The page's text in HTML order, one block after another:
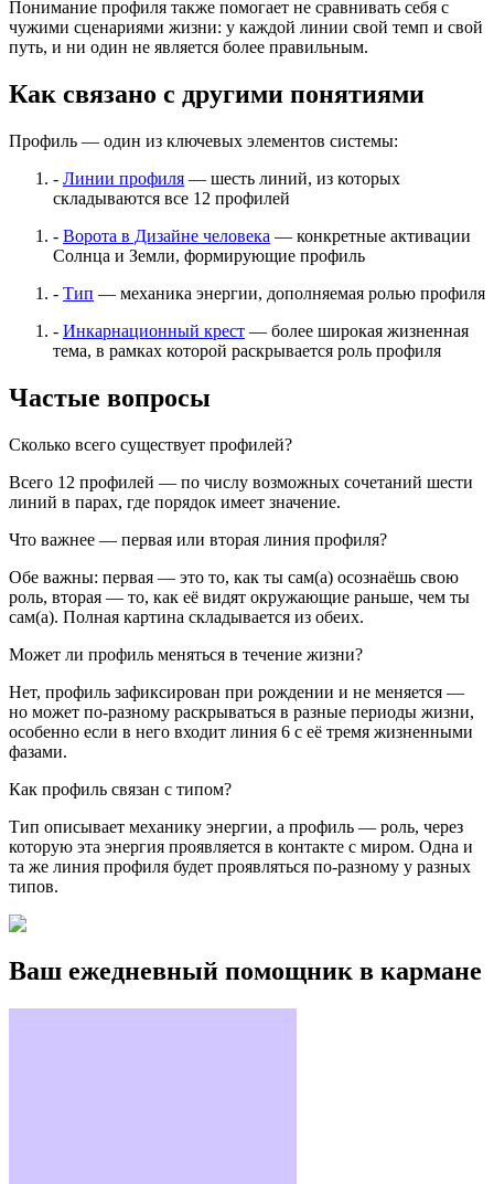
Понимание профиля также помогает не сравнивать себя с
чужими сценариями жизни: у каждой линии свой темп и свой
путь, и ни один не является более правильным.
Как связано с другими понятиями
Профиль — один из ключевых элементов системы:
- Линии профиля — шесть линий, из которых
складываются все 12 профилей
- Ворота в Дизайне человека — конкретные активации
Солнца и Земли, формирующие профиль
- Тип — механика энергии, дополняемая ролью профиля
- Инкарнационный крест — более широкая жизненная
тема, в рамках которой раскрывается роль профиля
Частые вопросы
Сколько всего существует профилей?
Всего 12 профилей — по числу возможных сочетаний шести
линий в парах, где порядок имеет значение.
Что важнее — первая или вторая линия профиля?
Обе важны: первая — это то, как ты сам(а) осознаёшь свою
роль, вторая — то, как её видят окружающие раньше, чем ты
сам(а). Полная картина складывается из обеих.
Может ли профиль меняться в течение жизни?
Нет, профиль зафиксирован при рождении и не меняется —
но может по-разному раскрываться в разные периоды жизни,
особенно если в него входит линия 6 с её тремя жизненными
фазами.
Как профиль связан с типом?
Тип описывает механику энергии, а профиль — роль, через
которую эта энергия проявляется в контакте с миром. Одна и
та же линия профиля будет проявляться по-разному у разных
типов.
Ваш ежедневный помощник в кармане